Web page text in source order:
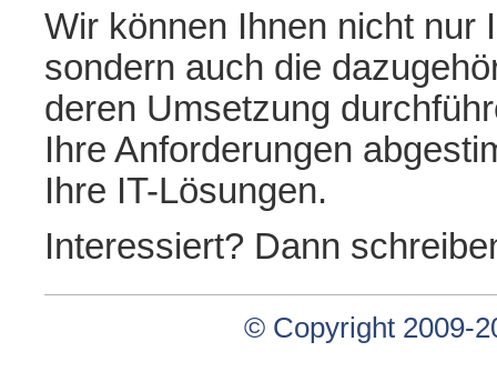
Wir können Ihnen nicht nur
sondern auch die
deren Umsetzung
Ihre Anforderungen
Ihre IT-Lösungen.
Interessiert? Dann
© Copyright 2009-